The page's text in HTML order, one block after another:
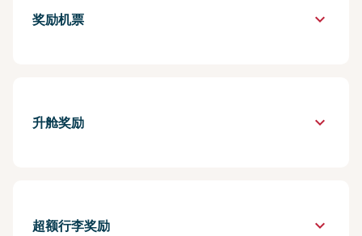
奖励机票 keyboard_arrow_down
升舱奖励 keyboard_arrow_down
超额行李奖励 keyboard_arrow_down